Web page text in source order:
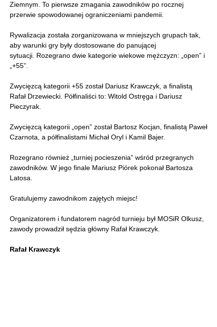
Ziemnym. To pierwsze zmagania zawodników po rocznej
przerwie spowodowanej ograniczeniami pandemii.
Rywalizacja została zorganizowana w mniejszych grupach tak,
aby warunki gry były dostosowane do panującej
sytuacji. Rozegrano dwie kategorie wiekowe mężczyzn: „open” i
„+55”.
Zwycięzcą kategorii +55 został Dariusz Krawczyk, a finalistą
Rafał Drzewiecki. Półfinaliści to: Witold Ostręga i Dariusz
Pieczyrak.
Zwycięzcą kategorii „open” został Bartosz Kocjan, finalistą Paweł
Czarnota, a półfinalistami Michał Oryl i Kamil Bajer.
Rozegrano również „turniej pocieszenia” wśród przegranych
zawodników. W jego finale Mariusz Piórek pokonał Bartosza
Latosa.
Gratulujemy zawodnikom zajętych miejsc!
Organizatorem i fundatorem nagród turnieju był MOSiR Olkusz,
zawody prowadził sędzia główny Rafał Krawczyk.
Rafał Krawczyk